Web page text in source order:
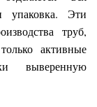
упаковка. Эти
труб,
активные
выверенную